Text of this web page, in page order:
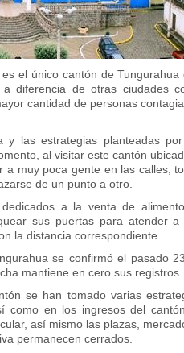
el único cantón de Tungurahua
diferencia de otras ciudades
cantidad de personas
y las estrategias planteadas
al visitar este cantón
a muy poca gente en las calles,
de un punto a otro.
a la venta de
sus puertas para atender a
la distancia correspondiente.
se confirmó el pasado
mantiene en cero sus registros.
se han tomado varias
como en los ingresos del
así mismo las plazas,
permanecen cerrados.